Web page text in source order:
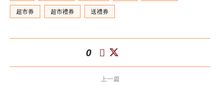
超市券 超市禮券 送禮券
0
上一篇